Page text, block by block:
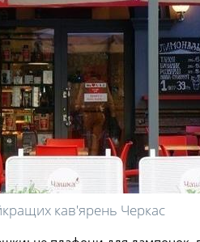
кав'ярень Черкас